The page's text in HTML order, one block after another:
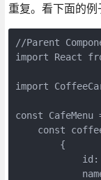
重复。看下面的例
//Parent
import React
import
const
const
        {
id: